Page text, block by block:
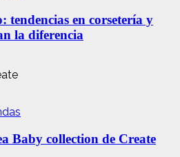
tendencias en corsetería y
la diferencia
Baby collection de Create